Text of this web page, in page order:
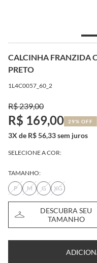
CALCINHA FRANZIDA
PRETO
1L4C0057_60_2
R$ 239,00
R$ 169,00 29% OFF
3X de R$ 56,33 sem juros
SELECIONE A COR:
TAMANHO:
P
M G XG
DESCUBRA SEU
TAMANHO